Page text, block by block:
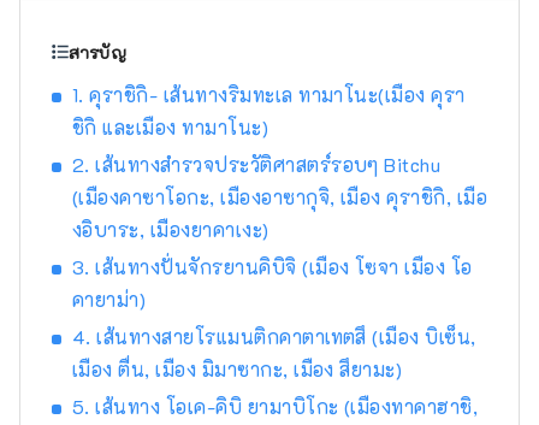
รสชาติ คุณสามารถเพลิดเพลินกับผลไม้ตาม
ฤดูกาล เช่น พีชขาว องุ่นมัสกัต และองุ่นพิโอเน่!
โอคายามะยังเป็นที่ตั้งของสถานที่ท่องเที่ยวระดับ
โลกมากมาย เช่น Okayama Castle [ปราสาท]
Okayama Korakuen Garden [สวน] หนึ่งในสาม
สวนที่โด่งดังที่สุดของญี่ปุ่น และ Kurashiki Bikan
Historical Quarter [ย่าน] ซึ่งมีประวัติศาสตร์
วัฒนธรรม และศิลปะอันอุดมสมบูรณ์!
สารบัญ
1. คุราชิกิ- เส้นทางริมทะเล ทามาโนะ(เมือง คุรา
ชิกิ และเมือง ทามาโนะ)
2. เส้นทางสำรวจประวัติศาสตร์รอบๆ Bitchu
(เมืองคาซาโอกะ, เมืองอาซากุจิ, เมือง คุราชิกิ, เมือ
งอิบาระ, เมืองยาคาเงะ)
3. เส้นทางปั่นจักรยานคิบิจิ (เมือง โซจา เมือง โอ
คายาม่า)
4. เส้นทางสายโรแมนติกคาตาเทตสึ (เมือง บิเซ็น,
เมือง ตื่น, เมือง มิมาซากะ, เมือง สึยามะ)
5. เส้นทาง โอเค-คิบิ ยามาบิโกะ (เมืองทาคาฮาชิ,